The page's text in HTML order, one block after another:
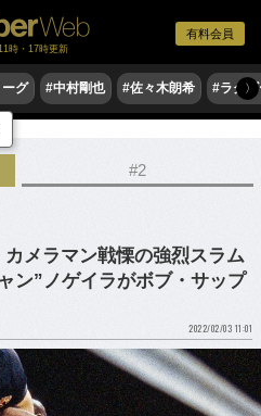
有料会員
時・17時更新
グ #中村剛也 #佐々木朗希 #ラグ〉
#2
カメラマン戦慄の強烈スラム
ン”ノゲイラがボブ・サップ
2022/02/03 11:01